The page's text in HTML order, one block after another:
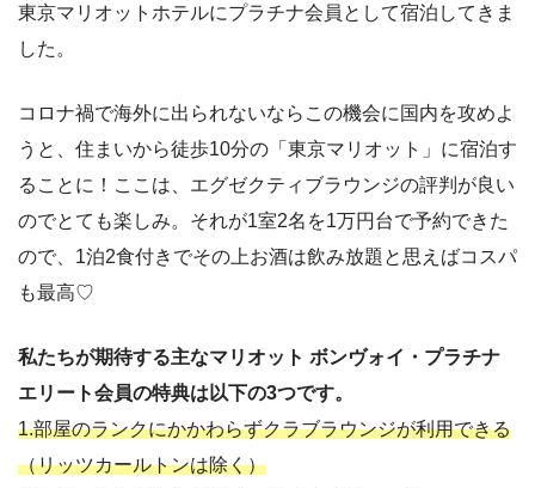
東京マリオットホテルにプラチナ会員として宿泊してきま
した。
コロナ禍で海外に出られないならこの機会に国内を攻めよ
うと、住まいから徒歩10分の「東京マリオット」に宿泊す
ることに！ここは、エグゼクティブラウンジの評判が良い
のでとても楽しみ。それが1室2名を1万円台で予約できた
ので、1泊2食付きでその上お酒は飲み放題と思えばコスパ
も最高♡
私たちが期待する主なマリオット ボンヴォイ・プラチナ
エリート会員の特典は以下の3つです。
1.部屋のランクにかかわらずクラブラウンジが利用できる
（リッツカールトンは除く）